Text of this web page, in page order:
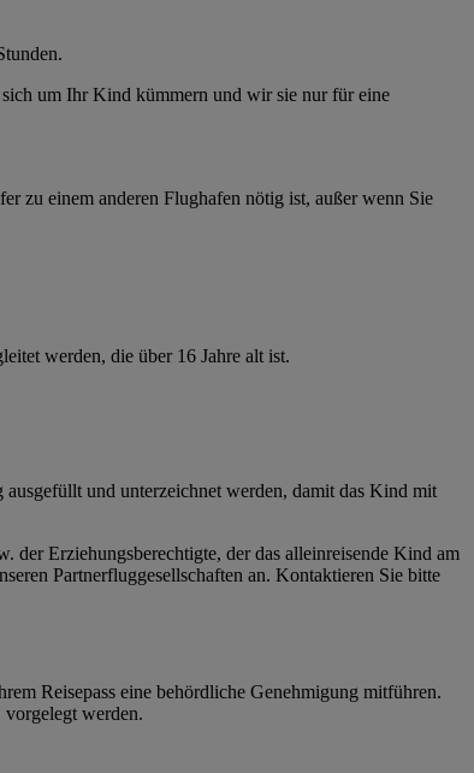
um Ihr Kind kümmern und wir sie nur für eine
zu einem anderen Flughafen nötig ist, außer wenn Sie
werden, die über 16 Jahre alt ist.
und unterzeichnet werden, damit das Kind mit
der Erziehungsberechtigte, der das alleinreisende Kind am
Partnerfluggesellschaften an. Kontaktieren Sie bitte
Reisepass eine behördliche Genehmigung mitführen.
vorgelegt werden.